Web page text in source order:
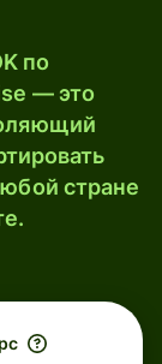
по
— это
стране